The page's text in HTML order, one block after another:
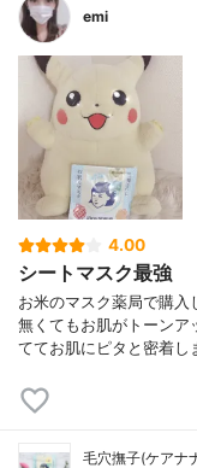
emi
4.00
シートマスク最強
お米のマスク薬局で購入
無くてもお肌がトーンア
ててお肌にピタと密着し
毛穴撫子(ケアナ